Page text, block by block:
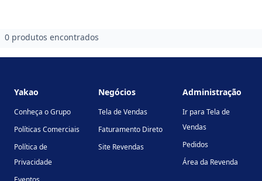
0 produtos encontrados
Yakao
Conheça o Grupo
Políticas Comerciais
Política de
Privacidade
Negócios
Tela de Vendas
Faturamento Direto
Site Revendas
Administração
Ir para Tela de
Vendas
Pedidos
Área da Revenda